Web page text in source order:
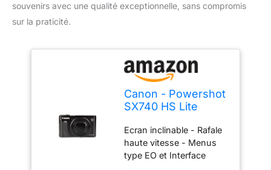
souvenirs avec une qualité exceptionnelle, sans compromis
sur la praticité.
Canon - Powershot
SX740 HS Lite
Photo numérique
Compact - Noir
Ecran inclinable - Rafale
haute vitesse - Menus
type EO et Interface